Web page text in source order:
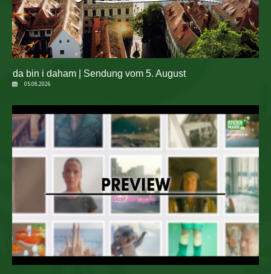
da bin i daham | Sendung vom 5. August
05.08.2026